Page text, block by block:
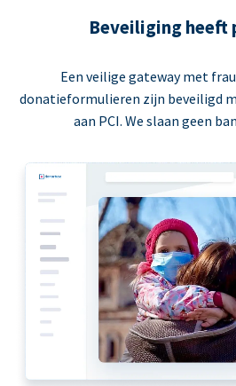
Beveiliging
Een veilige gateway met
donatieformulieren zijn beveiligd
aan PCI. We slaan geen